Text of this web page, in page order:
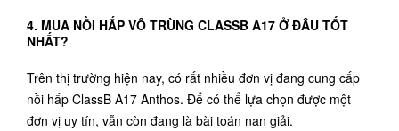
4. MUA NỒI HẤP VÔ TRÙNG CLASSB A17 Ở ĐÂU TỐT
NHẤT?
Trên thị trường hiện nay, có rất nhiều đơn vị đang cung cấp
nồi hấp ClassB A17 Anthos. Để có thể lựa chọn được một
đơn vị uy tín, vẫn còn đang là bài toán nan giải.